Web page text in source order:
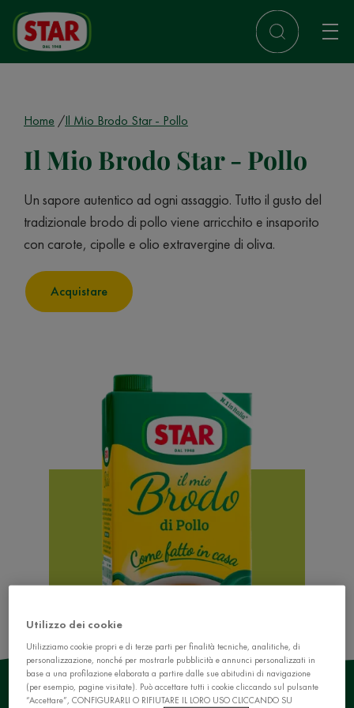
Home Il Mio Brodo Star - Pollo
Il Mio Brodo Star - Pollo
Un sapore autentico ad ogni assaggio. Tutto il gusto del
tradizionale brodo di pollo viene arricchito e insaporito
con carote, cipolle e olio extravergine di oliva.
Acquistare
Utilizzo dei cookie
Utilizziamo cookie propri e di terze parti per finalità tecniche, analitiche, di
personalizzazione, nonché per mostrarle pubblicità e annunci personalizzati in
base a una profilazione elaborata a partire dalle sue abitudini di navigazione
(per esempio, pagine visitate). Può accettare tutti i cookie cliccando sul pulsante
“Accettare”, CONFIGURARLI O RIFIUTARE IL LORO USO CLICCANDO SU